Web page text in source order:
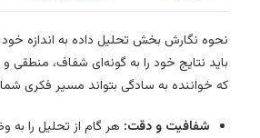
نحوه نگارش بخش تحلیل داده به اندازه
باید نتایج خود را به گونه‌ای شفاف، منطقی و
که خواننده به سادگی بتواند مسیر فکری شما
شفافیت و دقت: هر گام از تحلیل را